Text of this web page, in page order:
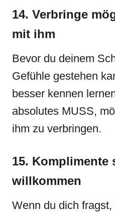
14. Verbringe
mit ihm
Bevor du deinem
Gefühle gestehen
besser kennen
absolutes MUSS,
ihm zu verbringen.
15. Komplimente
willkommen
Wenn du dich